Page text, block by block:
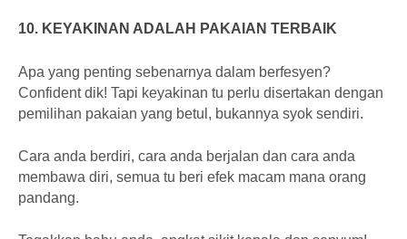
10. KEYAKINAN ADALAH PAKAIAN TERBAIK
Apa yang penting sebenarnya dalam berfesyen?
Confident dik! Tapi keyakinan tu perlu disertakan dengan
pemilihan pakaian yang betul, bukannya syok sendiri.
Cara anda berdiri, cara anda berjalan dan cara anda
membawa diri, semua tu beri efek macam mana orang
pandang.